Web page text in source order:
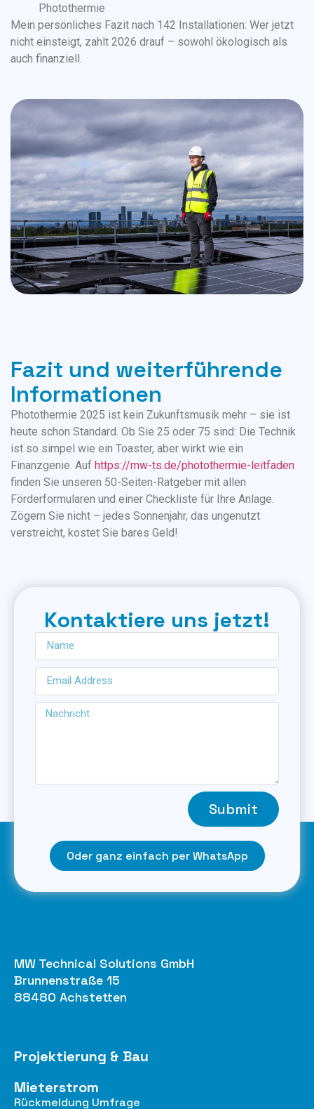
Photothermie
Mein persönliches Fazit nach 142 Installationen: Wer jetzt
nicht einsteigt, zahlt 2026 drauf – sowohl ökologisch als
auch finanziell.
Fazit und weiterführende
Informationen
Photothermie 2025 ist kein Zukunftsmusik mehr – sie ist
heute schon Standard. Ob Sie 25 oder 75 sind: Die Technik
ist so simpel wie ein Toaster, aber wirkt wie ein
Finanzgenie. Auf https://mw-ts.de/photothermie-leitfaden
finden Sie unseren 50-Seiten-Ratgeber mit allen
Förderformularen und einer Checkliste für Ihre Anlage.
Zögern Sie nicht – jedes Sonnenjahr, das ungenutzt
verstreicht, kostet Sie bares Geld!
Kontaktiere uns jetzt!
Submit
Oder ganz einfach per WhatsApp
MW Technical Solutions GmbH
Brunnenstraße 15
88480 Achstetten
Projektierung & Bau
Mieterstrom
Rückmeldung Umfrage